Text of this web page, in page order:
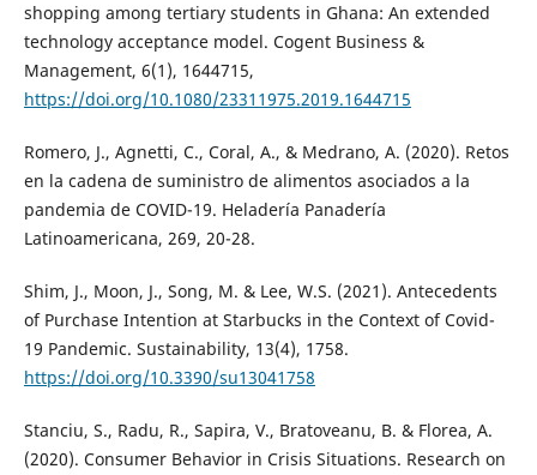
shopping among tertiary students in Ghana: An extended
technology acceptance model. Cogent Business &
Management, 6(1), 1644715,
https://doi.org/10.1080/23311975.2019.1644715
Romero, J., Agnetti, C., Coral, A., & Medrano, A. (2020). Retos
en la cadena de suministro de alimentos asociados a la
pandemia de COVID-19. Heladería Panadería
Latinoamericana, 269, 20-28.
Shim, J., Moon, J., Song, M. & Lee, W.S. (2021). Antecedents
of Purchase Intention at Starbucks in the Context of Covid-
19 Pandemic. Sustainability, 13(4), 1758.
https://doi.org/10.3390/su13041758
Stanciu, S., Radu, R., Sapira, V., Bratoveanu, B. & Florea, A.
(2020). Consumer Behavior in Crisis Situations. Research on